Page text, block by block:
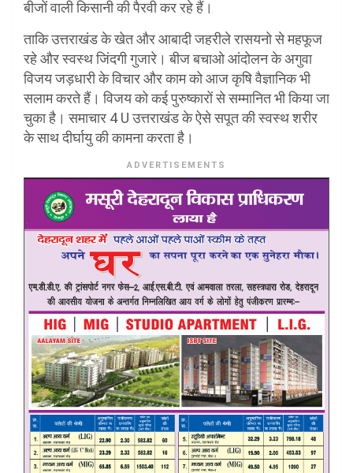
बीजों वाली किसानी की पैरवी कर रहे हैं।
ताकि उत्तराखंड के खेत और आबादी जहरीले रासयनो से महफूज
रहे और स्वस्थ जिंदगी गुजारे। बीज बचाओ आंदोलन के अगुवा
विजय जड़धारी के विचार और काम को आज कृषि वैज्ञानिक भी
सलाम करते हैं। विजय को कई पुरुष्कारों से सम्मानित भी किया जा
चुका है। समाचार 4 U उत्तराखंड के ऐसे सपूत की स्वस्थ शरीर
के साथ दीर्घायु की कामना करता है।
ADVERTISEMENTS